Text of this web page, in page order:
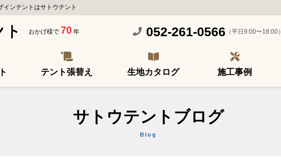
ンテントはサトウテント
おかげ様で 70 年 052-261-0566 （平日9:00〜18:00）
テント張替え 生地カタログ 施工事例
サトウテントブログ
Blog